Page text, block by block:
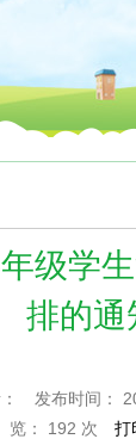
级学
排的通
发布时间：
览： 192 次 打